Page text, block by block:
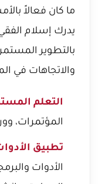
ما كان فعالاً
يدرك إسلام الفقي
بالتطوير
والاتجاهات في
التعلم
المؤتمرات،
تطبيق
الأدوات